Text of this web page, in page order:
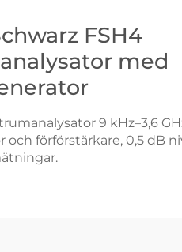
för Rohde & Schwarz
FSH4
med
9 kHz–3,6
och förförstärkare, 0,5 dB